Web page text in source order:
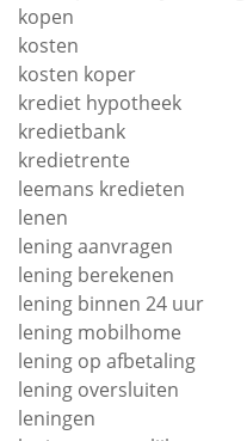
kopen
kosten
kosten koper
krediet hypotheek
kredietbank
kredietrente
leemans kredieten
lenen
lening aanvragen
lening berekenen
lening binnen 24 uur
lening mobilhome
lening op afbetaling
lening oversluiten
leningen